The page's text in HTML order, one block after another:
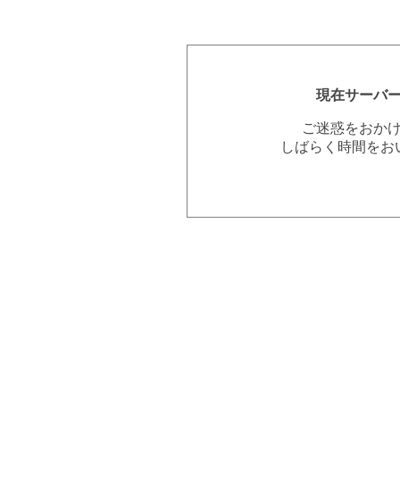
現在サーバ
ご迷惑をおか
しばらく時間を